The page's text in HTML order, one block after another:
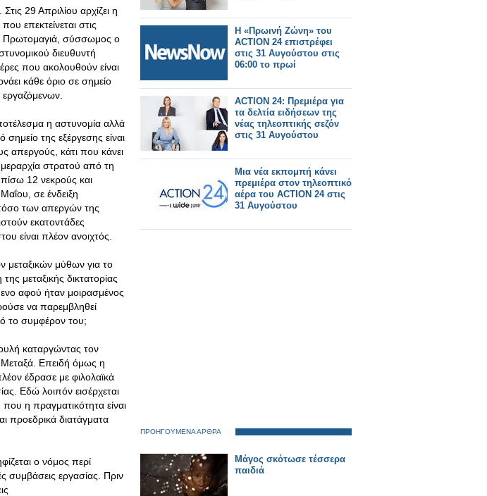
29 Απριλίου αρχίζει η
επεκτείνεται στις
Πρωτομαγιά, σύσσωμος ο
διευθυντή
που ακολουθούν είναι
κάθε όριο σε σημείο
η αστυνομία αλλά
της εξέργεσης είναι
απεργούς, κάτι που κάνει
μεραρχία στρατού από τη
πίσω 12 νεκρούς και
σε ένδειξη
των απεργών της
εκατοντάδες
είναι πλέον ανοιχτός.
μεταξικών μύθων για το
μεταξικής δικτατορίας
αφού ήταν μοιρασμένος
να παρεμβληθεί
το συμφέρον του;
καταργώντας τον
Μεταξά. Επειδή όμως η
έδρασε με φιλολαϊκά
Εδώ λοιπόν εισέρχεται
η πραγματικότητα είναι
προεδρικά διατάγματα
ο νόμος περί
συμβάσεις εργασίας. Πριν
Η «Πρωινή Ζώνη» του
ACTION 24 επιστρέφει
στις 31 Αυγούστου στις
06:00 το πρωί
ACTION 24: Πρεμιέρα για
τα δελτία ειδήσεων της
νέας τηλεοπτικής σεζόν
στις 31 Αυγούστου
Μια νέα εκπομπή κάνει
πρεμιέρα στον τηλεοπτικό
αέρα του ACTION 24 στις
31 Αυγούστου
ΠΡΟΗΓΟΥΜΕΝΑ ΑΡΘΡΑ
Μάγος σκότωσε τέσσερα
παιδιά